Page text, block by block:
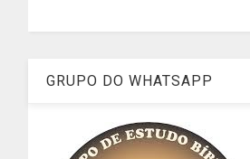
GRUPO DO WHATSAPP